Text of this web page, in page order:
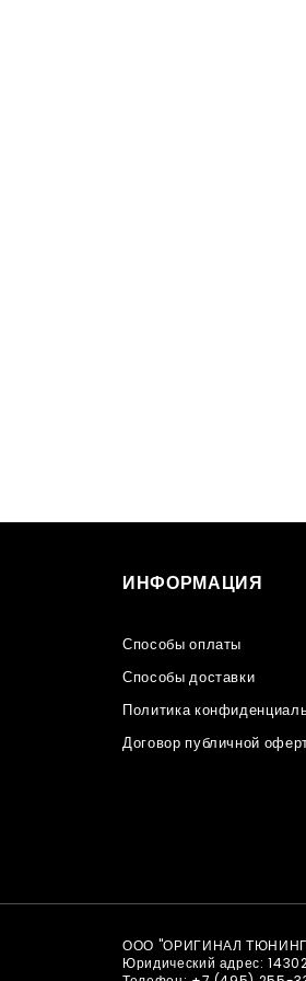
ИНФОРМАЦИЯ
Способы оплаты
Способы доставки
Политика
Договор публичной
ООО "ОРИГИНАЛ
Юридический адрес: